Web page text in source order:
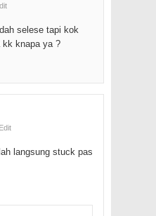
selese tapi kok
kk knapa ya ?
langsung stuck pas